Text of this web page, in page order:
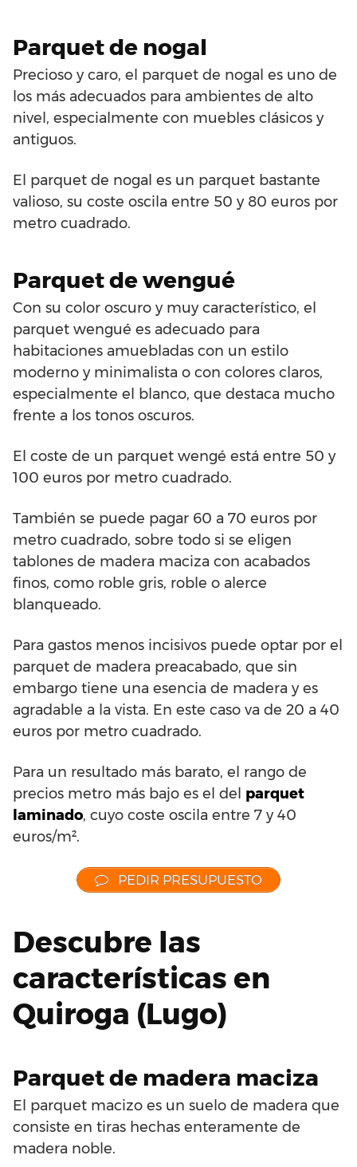
Parquet de nogal
Precioso y caro, el parquet de nogal es uno de
los más adecuados para ambientes de alto
nivel, especialmente con muebles clásicos y
antiguos.
El parquet de nogal es un parquet bastante
valioso, su coste oscila entre 50 y 80 euros por
metro cuadrado.
Parquet de wengué
Con su color oscuro y muy característico, el
parquet wengué es adecuado para
habitaciones amuebladas con un estilo
moderno y minimalista o con colores claros,
especialmente el blanco, que destaca mucho
frente a los tonos oscuros.
El coste de un parquet wengé está entre 50 y
100 euros por metro cuadrado.
También se puede pagar 60 a 70 euros por
metro cuadrado, sobre todo si se eligen
tablones de madera maciza con acabados
finos, como roble gris, roble o alerce
blanqueado.
Para gastos menos incisivos puede optar por el
parquet de madera preacabado, que sin
embargo tiene una esencia de madera y es
agradable a la vista. En este caso va de 20 a 40
euros por metro cuadrado.
Para un resultado más barato, el rango de
precios metro más bajo es el del parquet
laminado, cuyo coste oscila entre 7 y 40
euros/m².
PEDIR PRESUPUESTO
Descubre las
características en
Quiroga (Lugo)
Parquet de madera maciza
El parquet macizo es un suelo de madera que
consiste en tiras hechas enteramente de
madera noble.